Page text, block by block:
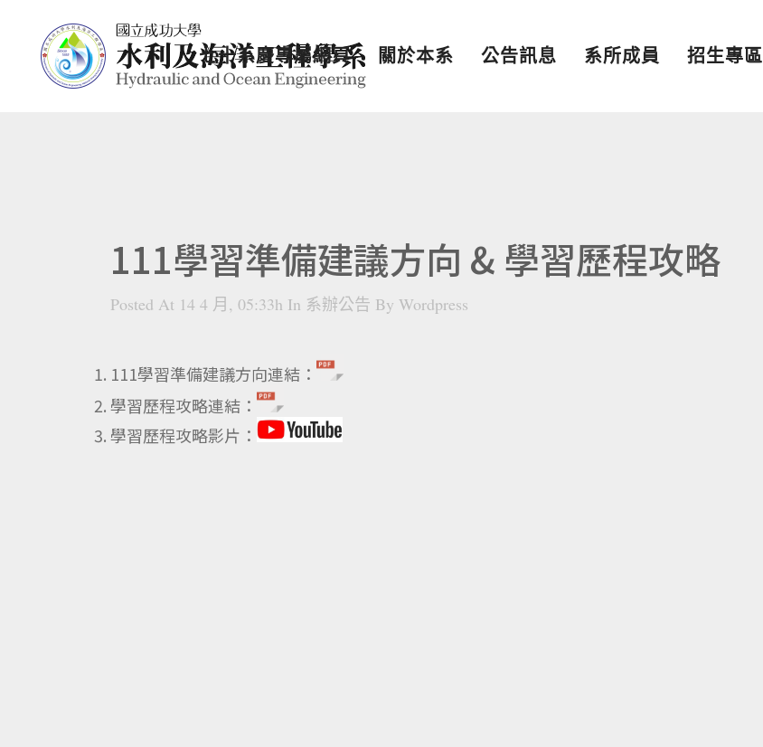
七十系慶專屬網頁 關於本系 公告訊息 系所成員 招生專區
111學習準備建議方向 & 學習歷程攻略
Posted At 14 4 月, 05:33h In 系辦公告 By Wordpress
111學習準備建議方向連結：
學習歷程攻略連結：
學習歷程攻略影片：